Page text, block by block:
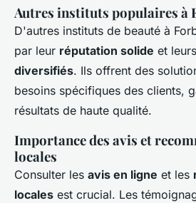
Autres instituts populaires à
D'autres instituts de beauté à
par leur réputation solide et leurs
diversifiés. Ils offrent des
besoins spécifiques des clients,
résultats de haute qualité.
Importance des avis et
locales
Consulter les avis en ligne et les
locales est crucial. Les